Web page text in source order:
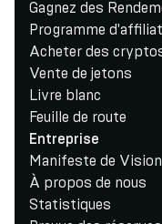
Gagnez des
Programme
Acheter des
Vente de jetons
Livre blanc
Feuille de route
Entreprise
Manifeste de Vision
À propos de nous
Statistiques